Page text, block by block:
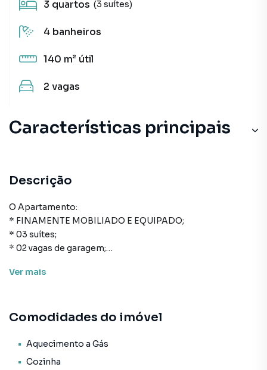
3 quartos (3 suítes)
4 banheiros
140 m² útil
2 vagas
Características principais
Descrição
O Apartamento:
* FINAMENTE MOBILIADO E EQUIPADO;
* 03 suítes;
* 02 vagas de garagem;
* 183m² de área total;
* Lavabo;
* Sacada com churrasqueira;
* Infraestrutura para água quente;
Ver mais
Comodidades do imóvel
Aquecimento a Gás
Cozinha